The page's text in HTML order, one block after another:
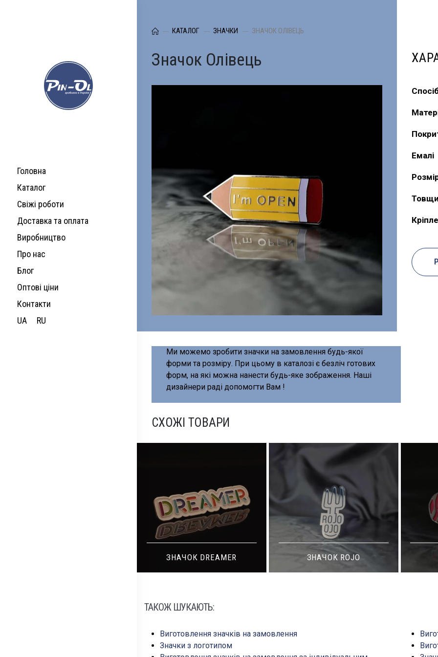
Головна
Каталог
Свіжі роботи
Доставка та оплата
Виробництво
Про нас
Блог
Оптові ціни
Контакти
UA
RU
КАТАЛОГ ЗНАЧКИ ЗНАЧОК ОЛІВЕЦЬ
Значок Олівець
Емалі
Ми можемо зробити значки на замовлення будь-якої
форми та розміру. При цьому в каталозі є безліч готових
форм, на які можна нанести будь-яке зображення. Наші
дизайнери раді допомогти Вам !
СХОЖІ ТОВАРИ
ЗНАЧОК ROJO
ТАКОЖ ШУКАЮТЬ:
Виготовлення значків на замовлення
Значки з логотипом